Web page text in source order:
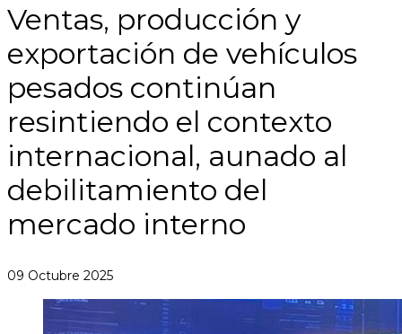
Ventas, producción y
exportación de vehículos
pesados continúan
resintiendo el contexto
internacional, aunado al
debilitamiento del
mercado interno
09 Octubre 2025